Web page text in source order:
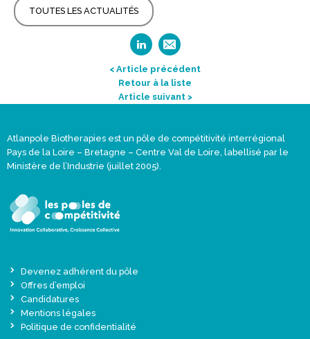
TOUTES LES ACTUALITÉS
< Article précédent
Retour à la liste
Article suivant >
Atlanpole Biotherapies est un pôle de compétitivité interrégional
Pays de la Loire – Bretagne – Centre Val de Loire, labellisé par le
Ministère de l’Industrie (juillet 2005).
Devenez adhérent du pôle
Offres d’emploi
Candidatures
Mentions légales
Politique de confidentialité